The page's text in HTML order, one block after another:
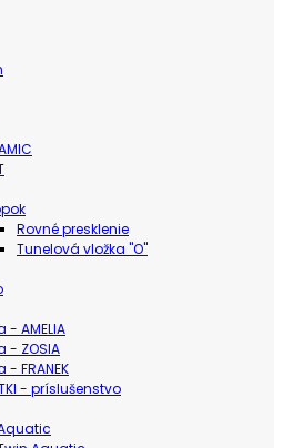
Rovné presklenie
Tunelová vložka "O"
- AMELIA
- ZOSIA
- FRANEK
- príslušenstvo